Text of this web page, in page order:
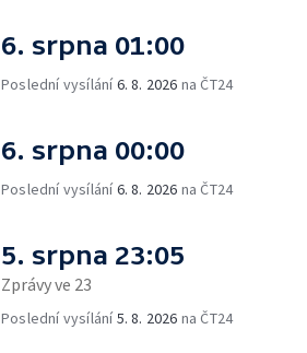
6. srpna 01:00
Poslední vysílání6. 8. 2026 na ČT24
6. srpna 00:00
Poslední vysílání6. 8. 2026 na ČT24
5. srpna 23:05
Zprávy ve 23
Poslední vysílání5. 8. 2026 na ČT24